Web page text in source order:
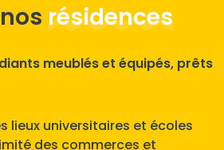
résidences
meublés et équipés, prêts
lieux universitaires et écoles
des commerces et